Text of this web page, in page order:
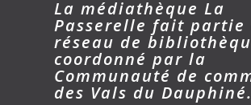
La médiathèque La
Passerelle fait partie
réseau de
coordonné par la
Communauté de
des Vals du Dauphiné.